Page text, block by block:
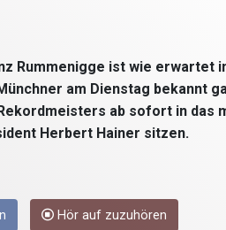
Rummenigge ist wie erwartet
am Dienstag bekannt
ab sofort in das
Herbert Hainer sitzen.
Hör auf zuzuhören